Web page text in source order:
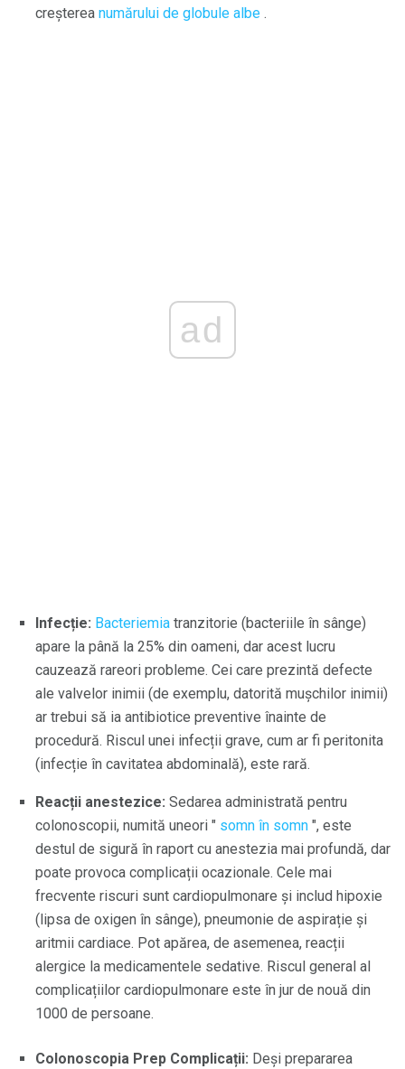
creșterea numărului de globule albe .
ad
Infecție: Bacteriemia tranzitorie (bacteriile în sânge)
apare la până la 25% din oameni, dar acest lucru
cauzează rareori probleme. Cei care prezintă defecte
ale valvelor inimii (de exemplu, datorită mușchilor inimii)
ar trebui să ia antibiotice preventive înainte de
procedură. Riscul unei infecții grave, cum ar fi peritonita
(infecție în cavitatea abdominală), este rară.
Reacții anestezice: Sedarea administrată pentru
colonoscopii, numită uneori " somn în somn ", este
destul de sigură în raport cu anestezia mai profundă, dar
poate provoca complicații ocazionale. Cele mai
frecvente riscuri sunt cardiopulmonare și includ hipoxie
(lipsa de oxigen în sânge), pneumonie de aspirație și
aritmii cardiace. Pot apărea, de asemenea, reacții
alergice la medicamentele sedative. Riscul general al
complicațiilor cardiopulmonare este în jur de nouă din
1000 de persoane.
Colonoscopia Prep Complicații: Deși prepararea